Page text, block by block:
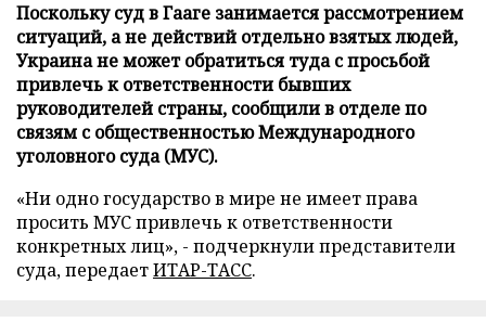
Поскольку суд в Гааге занимается рассмотрением
ситуаций, а не действий отдельно взятых людей,
Украина не может обратиться туда с просьбой
привлечь к ответственности бывших
руководителей страны, сообщили в отделе по
связям с общественностью Международного
уголовного суда (МУС).
«Ни одно государство в мире не имеет права
просить МУС привлечь к ответственности
конкретных лиц», - подчеркнули представители
суда,передаетИТАР-ТАСС.